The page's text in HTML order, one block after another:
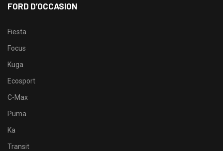
FORD D’OCCASION
Fiesta
Focus
Kuga
Ecosport
C-Max
Puma
Ka
Transit